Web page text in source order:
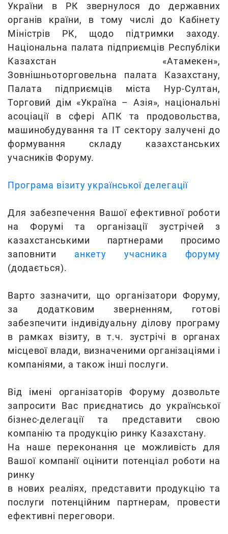
України в РК звернулося до державних
органів країни, в тому числі до Кабінету
Міністрів РК, щодо підтримки заходу.
Національна палата підприємців Республіки
Казахстан «Атамекен»,
Зовнішньоторговельна палата Казахстану,
Палата підприємців міста Нур-Султан,
Торговий дім «Україна – Азія», національні
асоціації в сфері АПК та продовольства,
машинобудування та ІТ сектору залучені до
формування складу казахстанських
учасників Форуму.
Програма візиту української делегації
Для забезпечення Вашої ефективної роботи
на Форумі та організації зустрічей з
казахстанськими партнерами просимо
заповнити анкету учасника форуму
(додається).
Варто зазначити, що організатори Форуму,
за додатковим зверненням, готові
забезпечити індивідуальну ділову програму
в рамках візиту, в т.ч. зустрічі в органах
місцевої влади, визначеними організаціями і
компаніями, а також інші послуги.
Від імені організаторів Форуму дозвольте
запросити Вас приєднатись до української
бізнес-делегації та представити свою
компанію та продукцію ринку Казахстану.
На наше переконання це можливість для
Вашої компанії оцінити потенціал роботи на
ринку
в нових реаліях, представити продукцію та
послуги потенційним партнерам, провести
ефективні переговори.